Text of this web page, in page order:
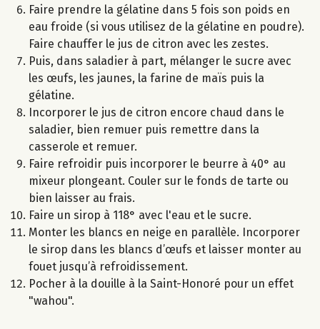
Faire prendre la gélatine dans 5 fois son poids en
eau froide (si vous utilisez de la gélatine en poudre).
Faire chauffer le jus de citron avec les zestes.
Puis, dans saladier à part, mélanger le sucre avec
les œufs, les jaunes, la farine de maïs puis la
gélatine.
Incorporer le jus de citron encore chaud dans le
saladier, bien remuer puis remettre dans la
casserole et remuer.
Faire refroidir puis incorporer le beurre à 40° au
mixeur plongeant. Couler sur le fonds de tarte ou
bien laisser au frais.
Faire un sirop à 118° avec l'eau et le sucre.
Monter les blancs en neige en parallèle. Incorporer
le sirop dans les blancs d’œufs et laisser monter au
fouet jusqu’à refroidissement.
Pocher à la douille à la Saint-Honoré pour un effet
"wahou".